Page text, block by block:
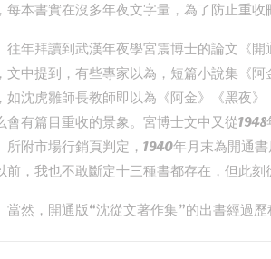
每本書實在沒多年夜文字量，為了防止重收
往年拜讀到武漢年夜學宮震博士的論文《
文中提到，有些專家以為，短篇小說集《
如沈虎雛師長教師即以為《阿金》《黑夜
會有篇目重收的景象。宮博士文中又從
所附市場行銷頁判定，1940年月末為開通
前，我也不敢斷定十三種書都存在，但此刻
當然，開通版“沈從文著作集”的出書經過